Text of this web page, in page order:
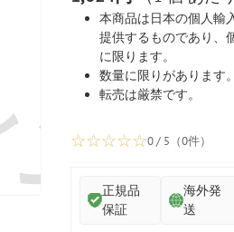
本商品は日本の個人輸
提供するものであり、
に限ります。
数量に限りがあります。
転売は厳禁です。
☆☆☆☆☆0 / 5（0件）
正規品
保証
海外発
送